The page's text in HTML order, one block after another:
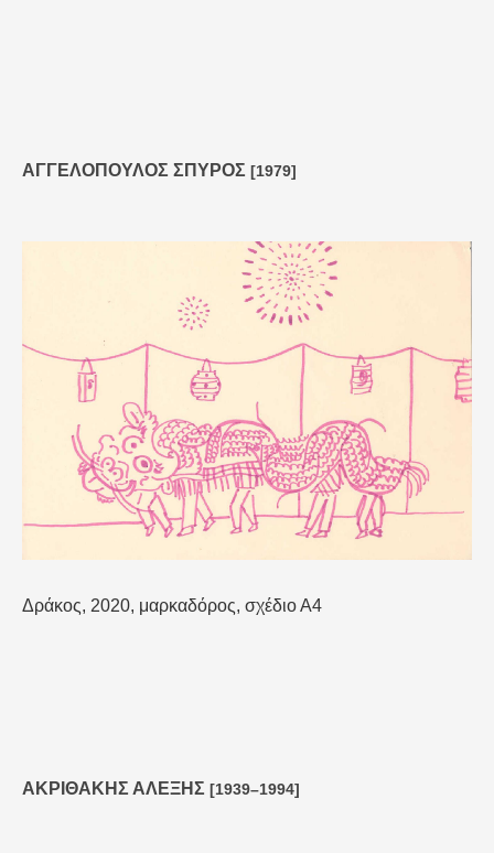
ΑΓΓΕΛΟΠΟΥΛΟΣ ΣΠΥΡΟΣ [1979]
Δράκος, 2020, μαρκαδόρος, σχέδιο Α4
ΑΚΡΙΘΑΚΗΣ ΑΛΕΞΗΣ [1939–1994]